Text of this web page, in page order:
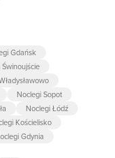
Gdańsk
Noclegi Sopot
Noclegi Łódź
Kościelisko
Gdynia